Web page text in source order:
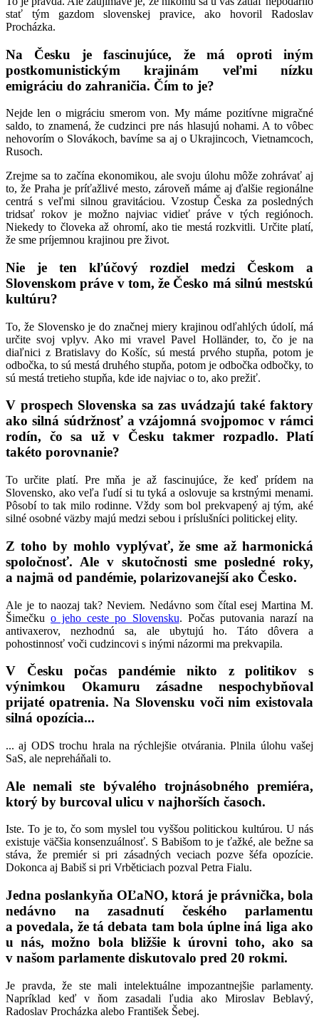
stať tým gazdom slovenskej pravice, ako hovoril Radoslav
Procházka.
Na Česku je fascinujúce, že má oproti iným
postkomunistickým krajinám veľmi nízku
emigráciu do zahraničia. Čím to je?
Nejde len o migráciu smerom von. My máme pozitívne migračné
saldo, to znamená, že cudzinci pre nás hlasujú nohami. A to vôbec
nehovorím o Slovákoch, bavíme sa aj o Ukrajincoch, Vietnamcoch,
Rusoch.
Zrejme sa to začína ekonomikou, ale svoju úlohu môže zohrávať aj
to, že Praha je príťažlivé mesto, zároveň máme aj ďalšie regionálne
centrá s veľmi silnou gravitáciou. Vzostup Česka za posledných
tridsať rokov je možno najviac vidieť práve v tých regiónoch.
Niekedy to človeka až ohromí, ako tie mestá rozkvitli. Určite platí,
že sme príjemnou krajinou pre život.
Nie je ten kľúčový rozdiel medzi Českom a
Slovenskom práve v tom, že Česko má silnú mestskú
kultúru?
To, že Slovensko je do značnej miery krajinou odľahlých údolí, má
určite svoj vplyv. Ako mi vravel Pavel Holländer, to, čo je na
diaľnici z Bratislavy do Košíc, sú mestá prvého stupňa, potom je
odbočka, to sú mestá druhého stupňa, potom je odbočka odbočky, to
sú mestá tretieho stupňa, kde ide najviac o to, ako prežiť.
V prospech Slovenska sa zas uvádzajú také faktory
ako silná súdržnosť a vzájomná svojpomoc v rámci
rodín, čo sa už v Česku takmer rozpadlo. Platí
takéto porovnanie?
To určite platí. Pre mňa je až fascinujúce, že keď prídem na
Slovensko, ako veľa ľudí si tu tyká a oslovuje sa krstnými menami.
Pôsobí to tak milo rodinne. Vždy som bol prekvapený aj tým, aké
silné osobné väzby majú medzi sebou i príslušníci politickej elity.
Z toho by mohlo vyplývať, že sme až harmonická
spoločnosť. Ale v skutočnosti sme posledné roky,
a najmä od pandémie, polarizovanejší ako Česko.
Ale je to naozaj tak? Neviem. Nedávno som čítal esej Martina M.
Šimečkuo jeho ceste po Slovensku. Počas putovania narazí na
antivaxerov, nezhodnú sa, ale ubytujú ho. Táto dôvera a
pohostinnosť voči cudzincovi s inými názormi ma prekvapila.
V Česku počas pandémie nikto z politikov s
výnimkou Okamuru zásadne nespochybňoval
prijaté opatrenia. Na Slovensku voči nim existovala
silná opozícia...
... aj ODS trochu hrala na rýchlejšie otvárania. Plnila úlohu vašej
SaS, ale nepreháňali to.
Ale nemali ste bývalého trojnásobného premiéra,
ktorý by burcoval ulicu v najhorších časoch.
Iste. To je to, čo som myslel tou vyššou politickou kultúrou. U nás
existuje väčšia konsenzuálnosť. S Babišom to je ťažké, ale bežne sa
stáva, že premiér si pri zásadných veciach pozve šéfa opozície.
Dokonca aj Babiš si pri Vrběticiach pozval Petra Fialu.
Jedna poslankyňa OĽaNO, ktorá je právnička, bola
nedávno na zasadnutí českého parlamentu
a povedala, že tá debata tam bola úplne iná liga ako
u nás, možno bola bližšie k úrovni toho, ako sa
v našom parlamente diskutovalo pred 20 rokmi.
Je pravda, že ste mali intelektuálne impozantnejšie parlamenty.
Napríklad keď v ňom zasadali ľudia ako Miroslav Beblavý,
Radoslav Procházka alebo František Šebej.